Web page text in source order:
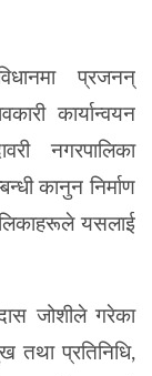
प्रजनन्
कार्यान्वयन
नगरपालिका
कानुन निर्माण
यसलाई
जोशीले गरेका
तथा प्रतिनिधि,